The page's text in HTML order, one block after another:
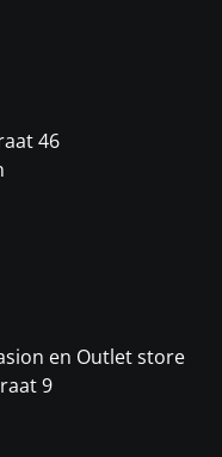
46
en Outlet store
9